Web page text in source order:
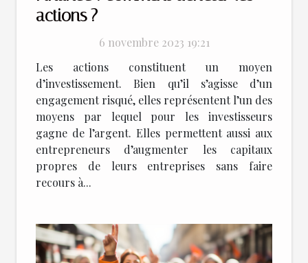
actions ?
6 novembre 2023 19:21
Les actions constituent un moyen
d’investissement. Bien qu’il s’agisse d’un
engagement risqué, elles représentent l’un des
moyens par lequel pour les investisseurs
gagne de l’argent. Elles permettent aussi aux
entrepreneurs d’augmenter les capitaux
propres de leurs entreprises sans faire
recours à...